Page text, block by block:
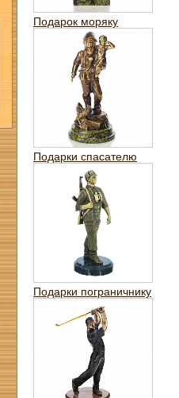
Подарок моряку
Подарки спасателю
Подарки пограничнику